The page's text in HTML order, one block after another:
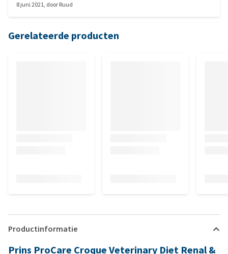
overgang (mengen) toegepast omdat meteen volledige overstap
8 juni 2021, doorRuud
Gerelateerde producten
Productinformatie
Prins ProCare Croque Veterinary Diet Renal &